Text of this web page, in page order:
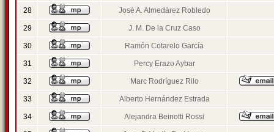
28 José A. Almedárez Robledo
29 J. M. De la Cruz Caso
30 Ramón Cotarelo García
31 Percy Erazo Aybar
32 Marc Rodríguez Rilo
33 Alberto Hernández Estrada
34 Alejandra Beinotti Rossi